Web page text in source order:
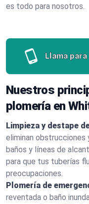
es todo para nosotros.
Llama
Nuestros
plomería en
Limpieza y destape
eliminan obstrucciones
baños y líneas de
para que tus tuberías
preocupaciones.
Plomería de
reventada o baño